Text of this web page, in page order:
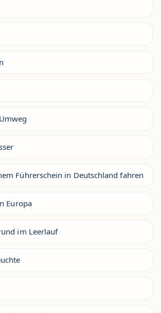
Führerschein in Deutschland fahren
Europa
im Leerlauf